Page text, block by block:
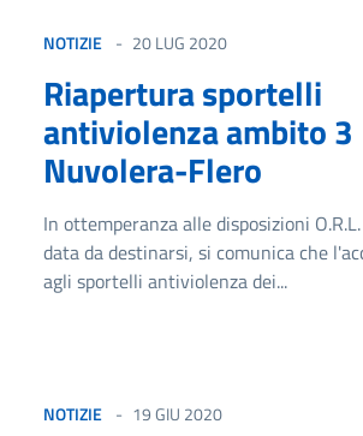
NOTIZIE 20 LUG 2020
Riapertura sportelli
antiviolenza ambito 3
Nuvolera-Flero
In ottemperanza alle disposizioni
data da destinarsi, si comunica che
agli sportelli antiviolenza dei...
NOTIZIE 19 GIU 2020